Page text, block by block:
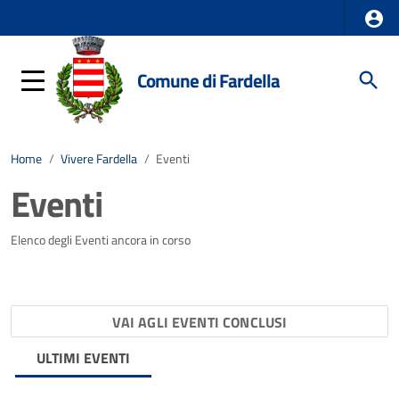
Comune di Fardella
Home / Vivere Fardella / Eventi
Eventi
Elenco degli Eventi ancora in corso
VAI AGLI EVENTI CONCLUSI
ULTIMI EVENTI